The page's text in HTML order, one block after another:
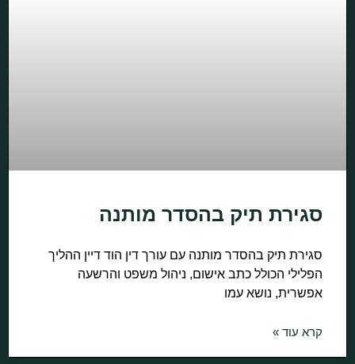
סגירת תיק בהסדר מותנה
סגירת תיק בהסדר מותנה עם עורך דין הוד דיין ההליך
הפלילי הכולל כתב אישום, ניהול משפט והרשעה
אפשרית, נושא עמו
קרא עוד »